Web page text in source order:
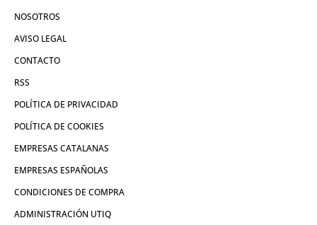
NOSOTROS
AVISO LEGAL
CONTACTO
RSS
POLÍTICA DE PRIVACIDAD
POLÍTICA DE COOKIES
EMPRESAS CATALANAS
EMPRESAS ESPAÑOLAS
CONDICIONES DE COMPRA
ADMINISTRACIÓN UTIQ